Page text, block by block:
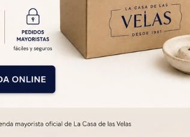
que te pueden interesar